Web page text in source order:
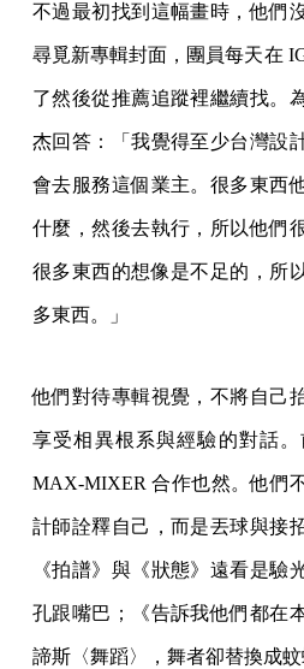
不過最初找到這幅畫時，他們
尋覓新專輯封面，團員每天在
了然後從推薦追蹤裡繼續找。
杰回答：「我覺得至少台灣設
會去服務這個業主。很多東西
什麼，然後去執行，所以他們
很多東西的想像是不足的，所
多東西。」
他們對待專輯視覺，不將自己
享受相異根系與經驗的對話
MAX-MIXER 合作也然。他們
計師詮釋自己，而是丟球與接
《拍譜》與《狀態》遠看是驗
孔跟嘴巴；《告訴我他們都在
諦斯〈舞蹈〉，舞者卻替換成蚊